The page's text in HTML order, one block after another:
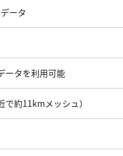
ータ
ータを利用可能
約11kmメッシュ）